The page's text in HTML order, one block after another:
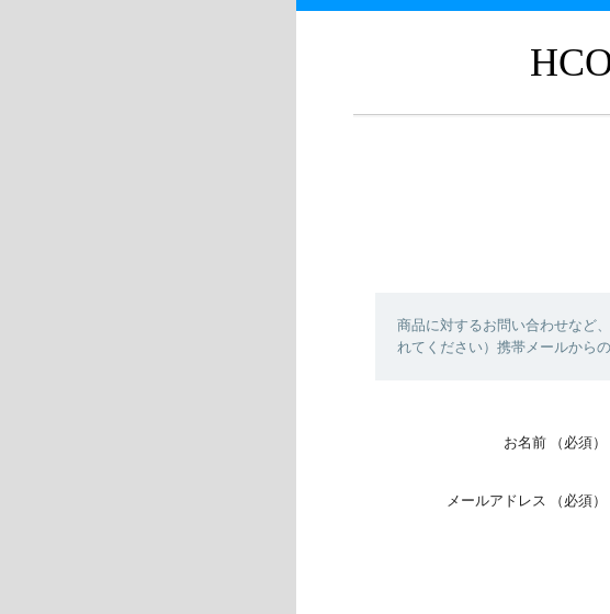
商品に対するお問い合わせなど
れてください）携帯メールから
お名前 （必須）
メールアドレス （必須）